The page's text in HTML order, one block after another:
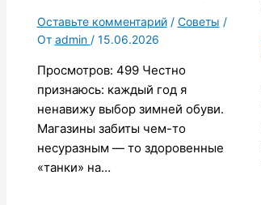
Оставьте комментарий / Советы /
От admin / 15.06.2026
Просмотров: 499 Честно
признаюсь: каждый год я
ненавижу выбор зимней обуви.
Магазины забиты чем-то
несуразным — то здоровенные
«танки» на…